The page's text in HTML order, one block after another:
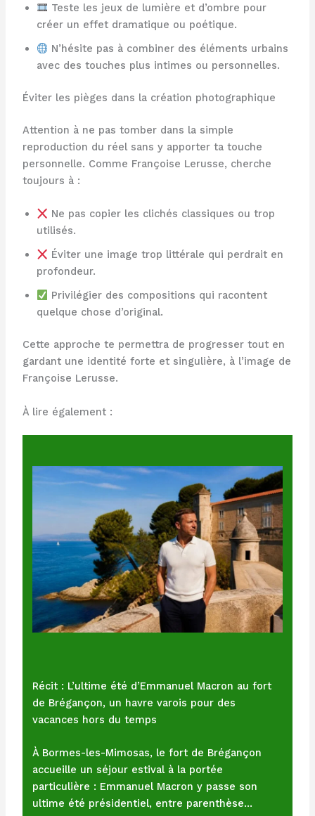
Teste les jeux de lumière et d’ombre pour
créer un effet dramatique ou poétique.
N’hésite pas à combiner des éléments urbains
avec des touches plus intimes ou personnelles.
Éviter les pièges dans la création photographique
Attention à ne pas tomber dans la simple
reproduction du réel sans y apporter ta touche
personnelle. Comme Françoise Lerusse, cherche
toujours à :
Ne pas copier les clichés classiques ou trop
utilisés.
Éviter une image trop littérale qui perdrait en
profondeur.
Privilégier des compositions qui racontent
quelque chose d’original.
Cette approche te permettra de progresser tout en
gardant une identité forte et singulière, à l’image de
Françoise Lerusse.
À lire également :
Récit : L’ultime été d’Emmanuel Macron au fort
de Brégançon, un havre varois pour des
vacances hors du temps
À Bormes-les-Mimosas, le fort de Brégançon
accueille un séjour estival à la portée
particulière : Emmanuel Macron y passe son
ultime été présidentiel, entre parenthèse…